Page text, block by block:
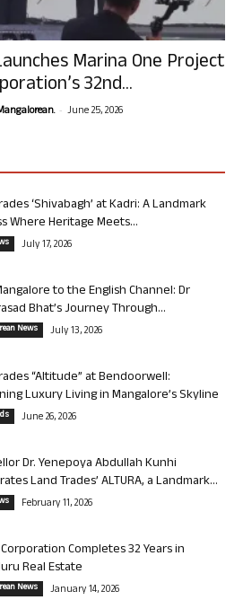
Marina One Project
32nd...
- June 25, 2026
‘Shivabagh’ at Kadri: A Landmark
Where Heritage Meets...
July 17, 2026
to the English Channel: Dr
Bhat’s Journey Through...
News July 13, 2026
“Altitude” at Bendoorwell:
Luxury Living in Mangalore’s Skyline
June 26, 2026
Dr. Yenepoya Abdullah Kunhi
Land Trades’ ALTURA, a Landmark...
February 11, 2026
Completes 32 Years in
Real Estate
News January 14, 2026